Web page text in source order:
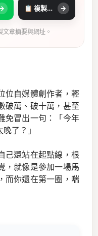
📋 複製摘要 →
章摘要與網址。
位自媒體創作者，輕
破萬、破十萬，甚至
免冒出一句：「今年
了？」
己還站在起點線，根
，就像是參加一場馬
而你還在第一圈，喘